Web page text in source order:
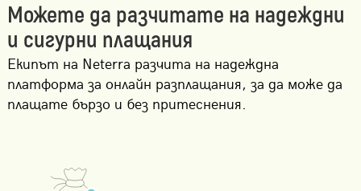
Можете да разчитате на надеждни
и сигурни плащания
Екипът на Neterra разчита на надеждна
платформа за онлайн разплащания, за да може да
плащате бързо и без притеснения.